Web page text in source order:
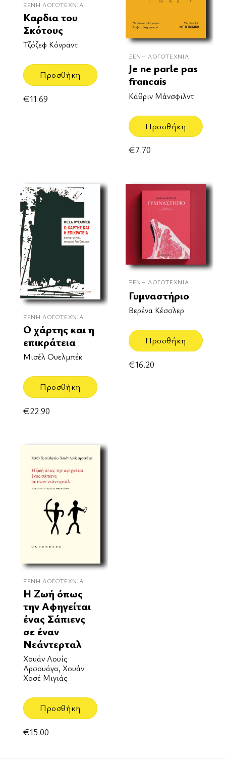
ΞΈΝΗ ΛΟΓΟΤΕΧΝΊΑ
Καρδια του
Σκότους
Τζόζεφ Κόνραντ
Προσθήκη
€11.69
ΞΈΝΗ ΛΟΓΟΤΕΧΝΊΑ
Je ne parle pas
francais
Κάθριν Μάνσφιλντ
Προσθήκη
€7.70
ΞΈΝΗ ΛΟΓΟΤΕΧΝΊΑ
Ο χάρτης και η
επικράτεια
Μισέλ Ουελμπέκ
Προσθήκη
€22.90
ΞΈΝΗ ΛΟΓΟΤΕΧΝΊΑ
Γυμναστήριο
Βερένα Κέσσλερ
Προσθήκη
€16.20
ΞΈΝΗ ΛΟΓΟΤΕΧΝΊΑ
Η Ζωή όπως
την Αφηγείται
ένας Σάπιενς
σε έναν
Νεάντερταλ
Χουάν Λουίς
Αρσουάγα, Χουάν
Χοσέ Μιγιάς
Προσθήκη
€15.00